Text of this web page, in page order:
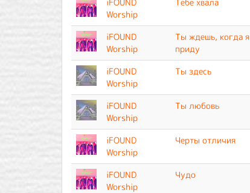
Worship
iFOUND
Worship
Ты ждешь, когда я
приду
iFOUND
Worship
Ты здесь
iFOUND
Worship
Ты любовь
iFOUND
Worship
Черты отличия
iFOUND
Worship
Чудо